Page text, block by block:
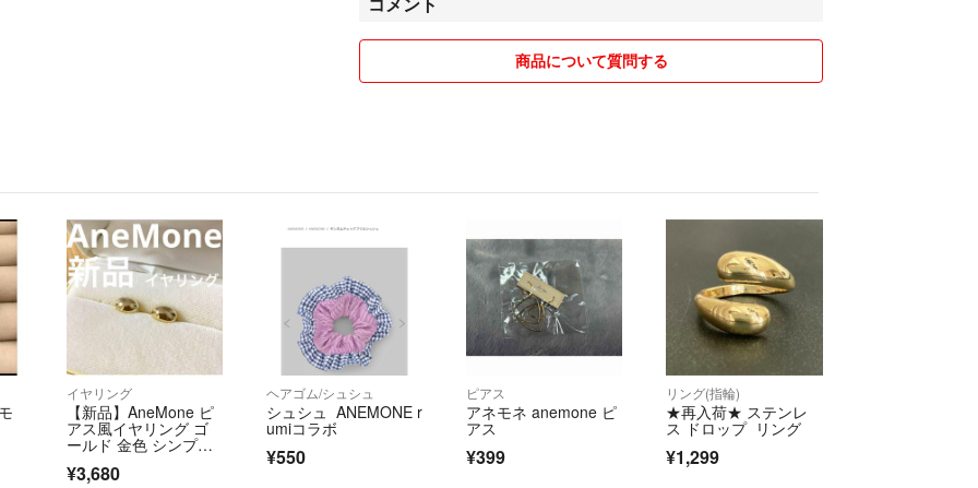
非喫煙者です
商品について質問する
イヤリング
【新品】AneMone ピ
アス風イヤリング ゴ
ールド 金色 シンプ
¥3,680
ヘアゴム/シュシュ
シュシュ ANEMONE r
umiコラボ
¥550
ピアス
アネモネ anemone ピ
アス
¥399
リング(指輪)
★再入荷★ ステンレ
ス ドロップ リング
¥1,299